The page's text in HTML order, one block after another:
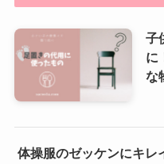
子
に
な
体操服のゼッケンにキレ